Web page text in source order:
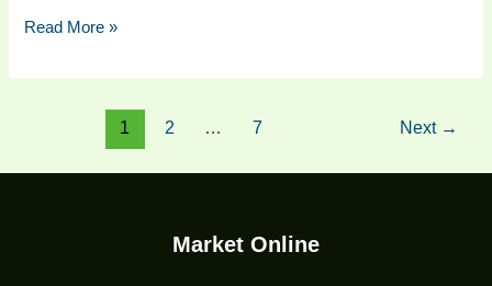
Read More »
1 2 … 7 Next →
Market Online